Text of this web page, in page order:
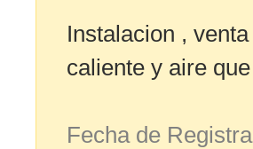
Instalacion ,
caliente y aire
Fecha de